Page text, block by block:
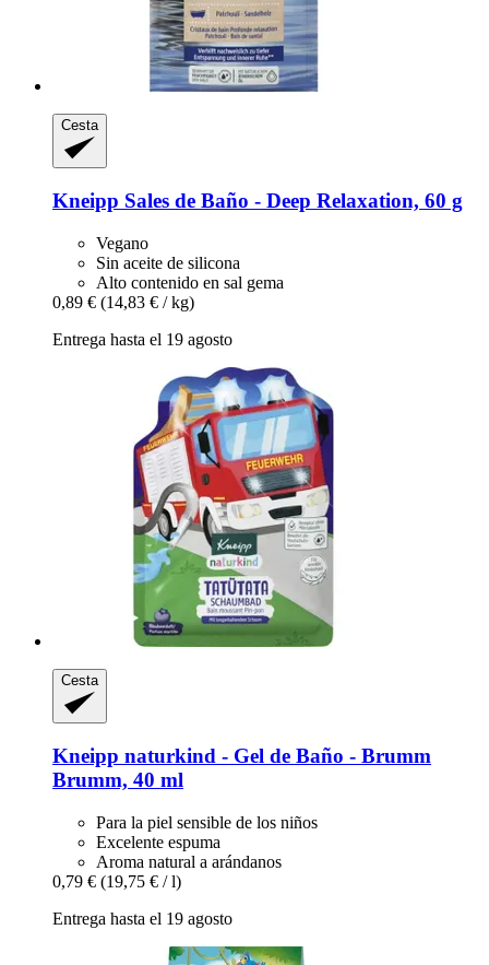
Cesta
Kneipp Sales de Baño -​ Deep Relaxation, 60 g
Vegano
Sin aceite de silicona
Alto contenido en sal gema
0,89 € (14,83 € / kg)
Entrega hasta el 19 agosto
Cesta
Kneipp naturkind -​ Gel de Baño -​ Brumm
Brumm, 40 ml
Para la piel sensible de los niños
Excelente espuma
Aroma natural a arándanos
0,79 € (19,75 € / l)
Entrega hasta el 19 agosto